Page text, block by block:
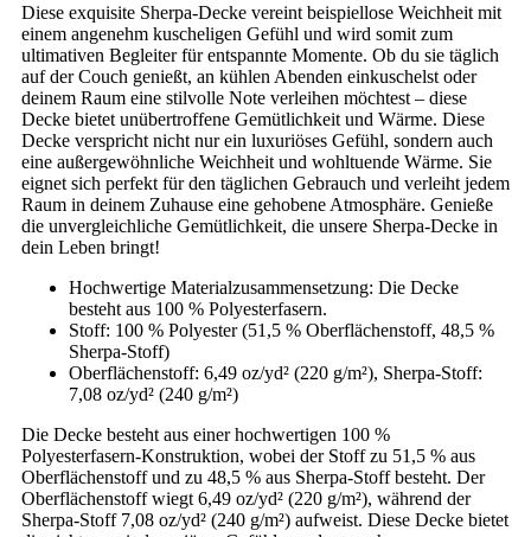
Diese exquisite Sherpa-Decke vereint beispiellose Weichheit mit
einem angenehm kuscheligen Gefühl und wird somit zum
ultimativen Begleiter für entspannte Momente. Ob du sie täglich
auf der Couch genießt, an kühlen Abenden einkuschelst oder
deinem Raum eine stilvolle Note verleihen möchtest – diese
Decke bietet unübertroffene Gemütlichkeit und Wärme. Diese
Decke verspricht nicht nur ein luxuriöses Gefühl, sondern auch
eine außergewöhnliche Weichheit und wohltuende Wärme. Sie
eignet sich perfekt für den täglichen Gebrauch und verleiht jedem
Raum in deinem Zuhause eine gehobene Atmosphäre. Genieße
die unvergleichliche Gemütlichkeit, die unsere Sherpa-Decke in
dein Leben bringt!
Hochwertige Materialzusammensetzung: Die Decke
besteht aus 100 % Polyesterfasern.
Stoff: 100 % Polyester (51,5 % Oberflächenstoff, 48,5 %
Sherpa-Stoff)
Oberflächenstoff: 6,49 oz/yd² (220 g/m²), Sherpa-Stoff:
7,08 oz/yd² (240 g/m²)
Die Decke besteht aus einer hochwertigen 100 %
Polyesterfasern-Konstruktion, wobei der Stoff zu 51,5 % aus
Oberflächenstoff und zu 48,5 % aus Sherpa-Stoff besteht. Der
Oberflächenstoff wiegt 6,49 oz/yd² (220 g/m²), während der
Sherpa-Stoff 7,08 oz/yd² (240 g/m²) aufweist. Diese Decke bietet